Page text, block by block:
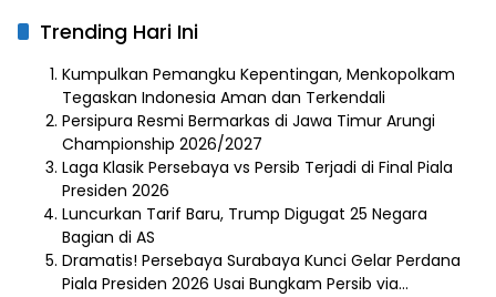
Trending Hari Ini
Kumpulkan Pemangku Kepentingan, Menkopolkam
Tegaskan Indonesia Aman dan Terkendali
Persipura Resmi Bermarkas di Jawa Timur Arungi
Championship 2026/2027
Laga Klasik Persebaya vs Persib Terjadi di Final Piala
Presiden 2026
Luncurkan Tarif Baru, Trump Digugat 25 Negara
Bagian di AS
Dramatis! Persebaya Surabaya Kunci Gelar Perdana
Piala Presiden 2026 Usai Bungkam Persib via…